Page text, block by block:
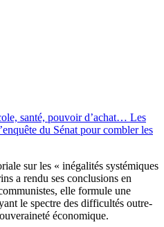
santé, pouvoir d’achat… Les
du Sénat pour combler les
sur les « inégalités systémiques
a rendu ses conclusions en
elle formule une
le spectre des difficultés outre-
économique.